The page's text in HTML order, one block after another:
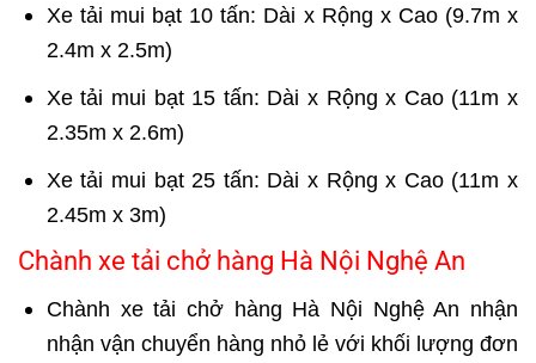
Xe tải mui bạt 10 tấn: Dài x Rộng x Cao (9.7m x
2.4m x 2.5m)
Xe tải mui bạt 15 tấn: Dài x Rộng x Cao (11m x
2.35m x 2.6m)
Xe tải mui bạt 25 tấn: Dài x Rộng x Cao (11m x
2.45m x 3m)
Chành xe tải chở hàng Hà Nội Nghệ An
Chành xe tải chở hàng Hà Nội Nghệ An nhận
nhận vận chuyển hàng nhỏ lẻ với khối lượng đơn